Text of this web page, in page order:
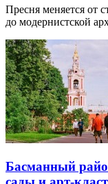
Пресня меняется от
до модернистской
Басманный